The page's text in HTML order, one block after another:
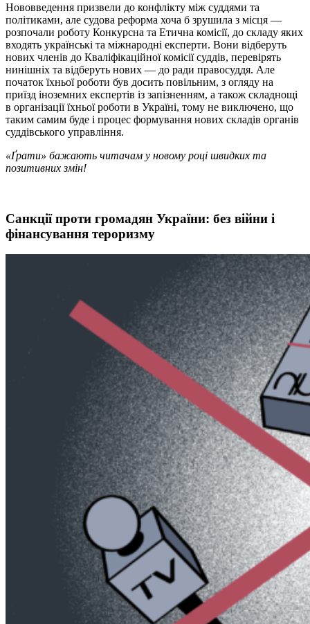
Нововведення призвели до конфлікту між суддями та
політиками, але судова реформа хоча б зрушила з місця —
розпочали роботу Конкурсна та Етична комісії, до складу яких
входять українські та міжнародні експерти. Вони відберуть
нових членів до Кваліфікаційної комісії суддів, перевірять
нинішніх та відберуть нових — до ради правосуддя. Але
початок їхньої роботи був досить повільним, з огляду на
приїзд іноземних експертів із запізненням, а також складнощі
в організації їхньої роботи в Україні, тому не виключено, що
таким самим буде і процес формування нових складів органів
суддівського управління.
«Ґрати» бажають читачам у новому році швидких та
позитивних змін!
Санкції проти громадян України: без війни і
фінансування тероризму